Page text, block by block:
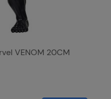
VENOM 20CM